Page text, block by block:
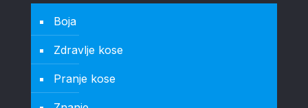
Boja
Zdravlje kose
Pranje kose